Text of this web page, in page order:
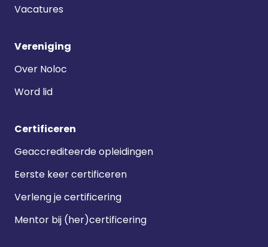
Vacatures
Vereniging
Over Noloc
Word lid
Certificeren
Geaccrediteerde opleidingen
Eerste keer certificeren
Verleng je certificering
Mentor bij (her)certificering